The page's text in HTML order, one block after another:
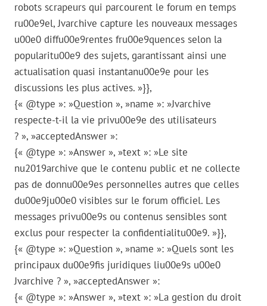
robots scrapeurs qui parcourent le forum en temps
ru00e9el, Jvarchive capture les nouveaux messages
u00e0 diffu00e9rentes fru00e9quences selon la
popularitu00e9 des sujets, garantissant ainsi une
actualisation quasi instantanu00e9e pour les
discussions les plus actives. »}},
{« @type »: »Question », »name »: »Jvarchive
respecte-t-il la vie privu00e9e des utilisateurs
? », »acceptedAnswer »:
{« @type »: »Answer », »text »: »Le site
nu2019archive que le contenu public et ne collecte
pas de donnu00e9es personnelles autres que celles
du00e9ju00e0 visibles sur le forum officiel. Les
messages privu00e9s ou contenus sensibles sont
exclus pour respecter la confidentialitu00e9. »}},
{« @type »: »Question », »name »: »Quels sont les
principaux du00e9fis juridiques liu00e9s u00e0
Jvarchive ? », »acceptedAnswer »:
{« @type »: »Answer », »text »: »La gestion du droit